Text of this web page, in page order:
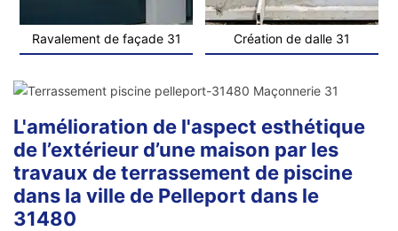
Ravalement de façade 31 Création de dalle 31
L'amélioration de l'aspect esthétique
de l’extérieur d’une maison par les
travaux de terrassement de piscine
dans la ville de Pelleport dans le
31480